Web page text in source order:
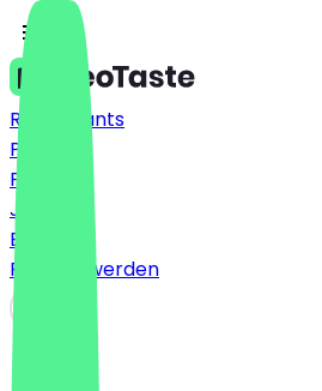
Restaurants
Preise
FAQ
Jobs
Blog
Partner werden